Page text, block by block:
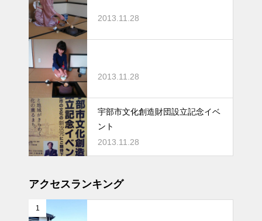
2013.11.28
2013.11.28
宇部市文化創造財団設立記念イベ
ント
2013.11.28
アクセスランキング
1